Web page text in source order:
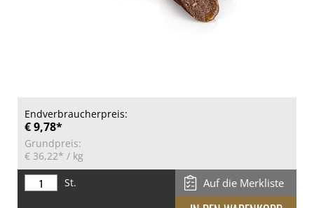
Endverbraucherpreis:
€ 9,78*
Grundpreis:
€ 36,22* / kg
St.
Auf die Merkliste